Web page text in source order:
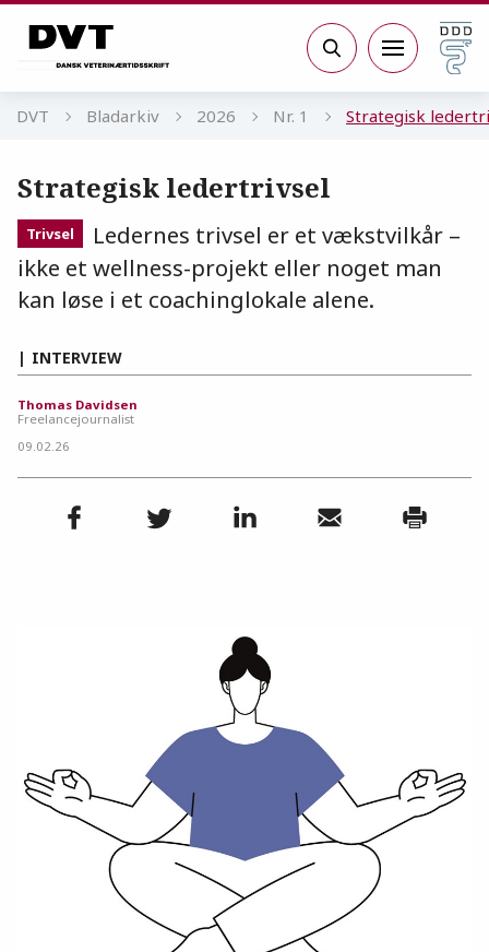
Søg
DVT Bladarkiv 2026 Nr. 1 Strategisk
Strategisk ledertrivsel
Trivsel
Ledernes trivsel er et vækstvilkår –
ikke et wellness-projekt eller noget man
kan løse i et coachinglokale alene.
INTERVIEW
Thomas Davidsen
Freelancejournalist
09.02.26